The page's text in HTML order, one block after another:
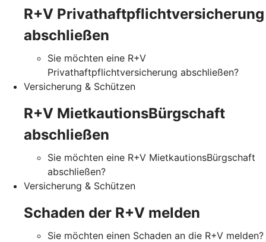
R+V Privathaftpflichtversicherung
abschließen
Sie möchten eine R+V
Privathaftpflichtversicherung abschließen?
Versicherung & Schützen
R+V MietkautionsBürgschaft
abschließen
Sie möchten eine R+V MietkautionsBürgschaft
abschließen?
Versicherung & Schützen
Schaden der R+V melden
Sie möchten einen Schaden an die R+V melden?